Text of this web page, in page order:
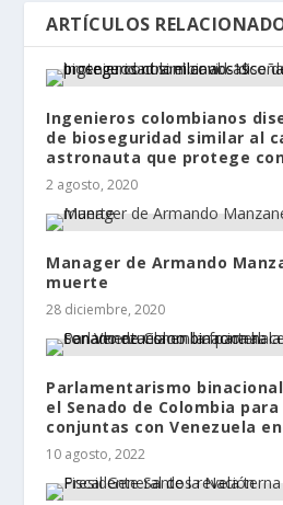
ARTÍCULOS
Ingenieros colombianos
de bioseguridad similar al
astronauta que protege
2 agosto, 2020
Manager de Armando
muerte
28 diciembre, 2020
Parlamentarismo
el Senado de Colombia
conjuntas con Venezuela
10 agosto, 2022